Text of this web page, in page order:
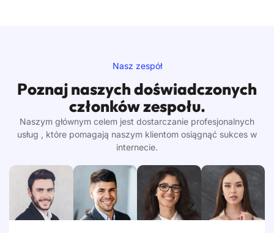
Nasz zespół
Poznaj naszych doświadczonych
członków zespołu.
Naszym głównym celem jest dostarczanie profesjonalnych
usług , które pomagają naszym klientom osiągnąć sukces w
internecie.